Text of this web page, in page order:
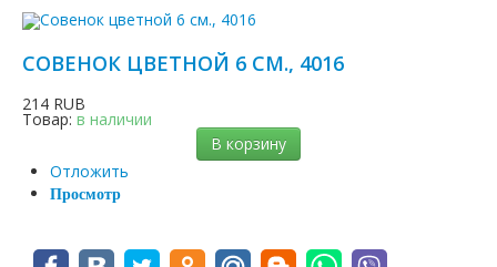
СОВЕНОК ЦВЕТНОЙ 6 СМ., 4016
214 RUB
Товар: в наличии
В корзину
Отложить
Просмотр